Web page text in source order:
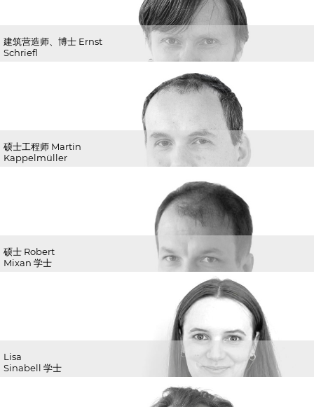
建筑营造师、博士 Ernst
Schriefl
硕士工程师 Martin
Kappelmüller
硕士 Robert
Mixan 学士
Lisa
Sinabell 学士